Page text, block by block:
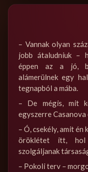
– Vannak olyan
jobb átaludniuk –
éppen az a jó,
alámerülnek egy
tegnapból a mába.
– De mégis, mit
egyszerre Casanova
– Ó, csekély, amit én
öröklétet itt, hol
szolgáljanak
– Pokoli terv –